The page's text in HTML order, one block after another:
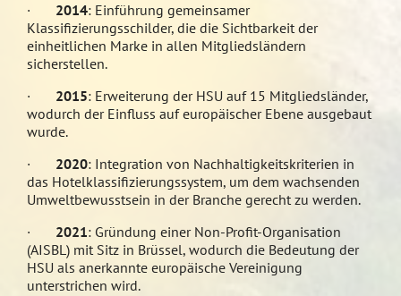
· 2014: Einführung gemeinsamer
Klassifizierungsschilder, die die Sichtbarkeit der
einheitlichen Marke in allen Mitgliedsländern
sicherstellen.
· 2015: Erweiterung der HSU auf 15 Mitgliedsländer,
wodurch der Einfluss auf europäischer Ebene ausgebaut
wurde.
· 2020: Integration von Nachhaltigkeitskriterien in
das Hotelklassifizierungssystem, um dem wachsenden
Umweltbewusstsein in der Branche gerecht zu werden.
· 2021: Gründung einer Non-Profit-Organisation
(AISBL) mit Sitz in Brüssel, wodurch die Bedeutung der
HSU als anerkannte europäische Vereinigung
unterstrichen wird.